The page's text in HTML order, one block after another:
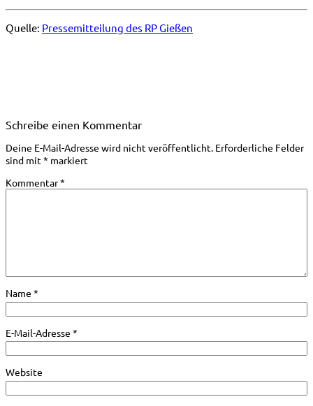
Quelle: Pressemitteilung des RP Gießen
Schreibe einen Kommentar
Deine E-Mail-Adresse wird nicht veröffentlicht. Erforderliche Felder
sind mit* markiert
Kommentar*
Name *
E-Mail-Adresse *
Website